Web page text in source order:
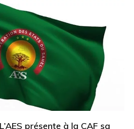
présente à la CAF sa